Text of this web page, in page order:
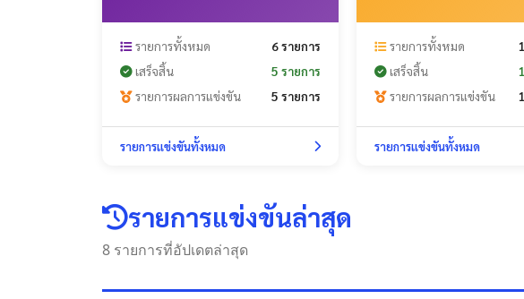
รายการทั้งหมด
6 รายการ
เสร็จสิ้น
5 รายการ
รายการผลการแข่งขัน
5 รายการ
รายการแข่งขันทั้งหมด
รายการทั้งหมด
เสร็จสิ้น
รายการผลการแข่งขัน
รายการแข่งขันทั้งหมด
รายการแข่งขันล่าสุด
8 รายการที่อัปเดตล่าสุด